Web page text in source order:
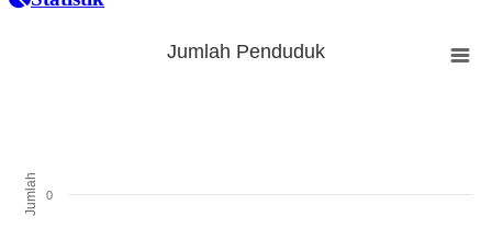
Jumlah
Jumlah Penduduk
0